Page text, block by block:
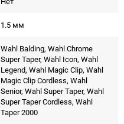
1.5 мм
Wahl Balding, Wahl Chrome
Super Taper, Wahl Icon, Wahl
Legend, Wahl Magic Clip, Wahl
Magic Clip Cordless, Wahl
Senior, Wahl Super Taper, Wahl
Super Taper Cordless, Wahl
Taper 2000